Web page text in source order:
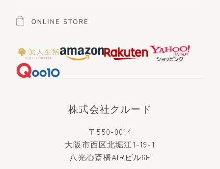
株式会社クルード
〒550-0014
大阪市西区北堀江1-19-1
八光心斎橋AIRビル6F